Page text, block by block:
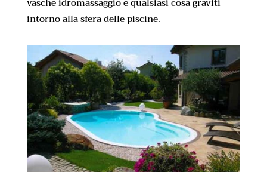
intorno alla sfera delle piscine.